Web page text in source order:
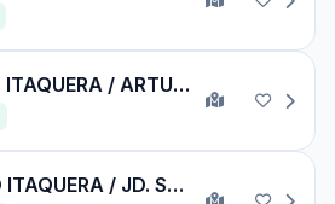
METRÔ ITAQUERA / ARTUR ALVIM
METRÔ ITAQUERA / JD. STO. ANTÔNIO